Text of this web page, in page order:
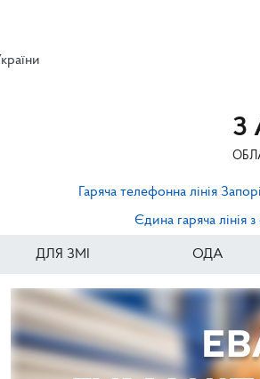
Гаряча телефонна лінія
Єдина гаряча лінія з
ДЛЯ ЗМІ ОДА